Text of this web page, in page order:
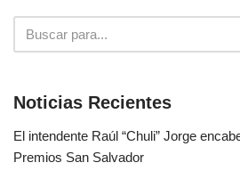
Noticias Recientes
El intendente Raúl “Chuli” Jorge
Premios San Salvador